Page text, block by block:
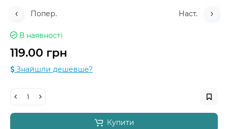
Попер. Наст.
В наявності
119.00 грн
Знайшли дешевше?
Купити